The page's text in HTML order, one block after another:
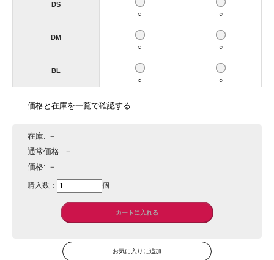
DS
○
○
DM
○
○
BL
○
○
価格と在庫を一覧で確認する
在庫: －
通常価格: －
価格: －
購入数： 個